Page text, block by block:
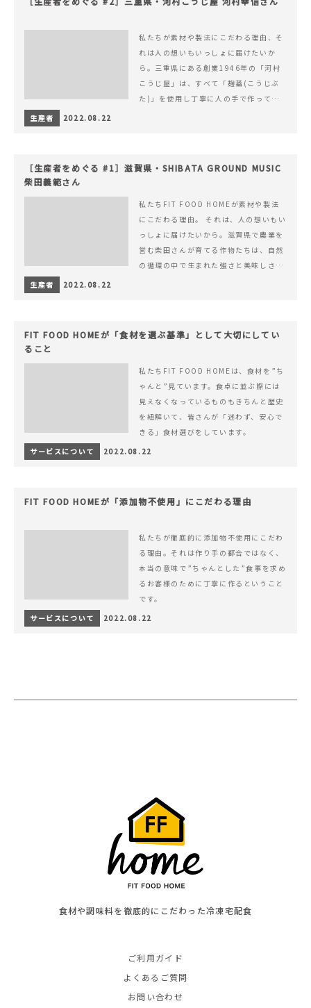
私たちが素材や製法にこだわる理由、そ
れは人の想いもいっしょに届けたいか
ら。三重県にある創業1946年の「河村
こうじ屋」は、すべて「麹蓋(こうじぶ
た)」を使用し丁寧に人の手で作ってい
生産者 2022.08.22
［生産者をめぐる #1］滋賀県・SHIBATA GROUND MUSIC
柴田義範さん
私たちFIT FOOD HOMEが素材や製法
にこだわる理由。 それは、人の想いもい
っしょに届けたいから。滋賀県で農業を
営む柴田さんが育てる作物たちは、自然
の循環の中で生まれた強さと美味しさを
生産者 2022.08.22
FIT FOOD HOMEが「食材を選ぶ基準」として大切にしてい
ること
私たちFIT FOOD HOMEは、食材を”ち
ゃんと”見ています。食卓に並ぶ際には
見えなくなっているものもきちんと歴史
を紐解いて、皆さんが「迷わず、安心で
きる」食材選びをしています。
サービスについて
2022.08.22
FIT FOOD HOMEが「添加物不使用」にこだわる理由
私たちが徹底的に添加物不使用にこだわ
る理由。それは作り手の都合ではなく、
本当の意味で”ちゃんとした”食事を求め
るお客様のために丁寧に作るということ
です。
サービスについて
2022.08.22
食材や調味料を徹底的にこだわった冷凍宅配食
ご利用ガイド
よくあるご質問
お問い合わせ